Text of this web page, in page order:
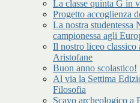
La classe quinta G in
Progetto accoglienza
La nostra
campionessa agli
Il nostro liceo classico
Aristofane
Buon anno scolastico!
Al via la Settima
Filosofia
Scavo archeologico a